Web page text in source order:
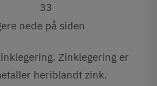
33
nede på siden
Zinklegering er
heriblandt zink.